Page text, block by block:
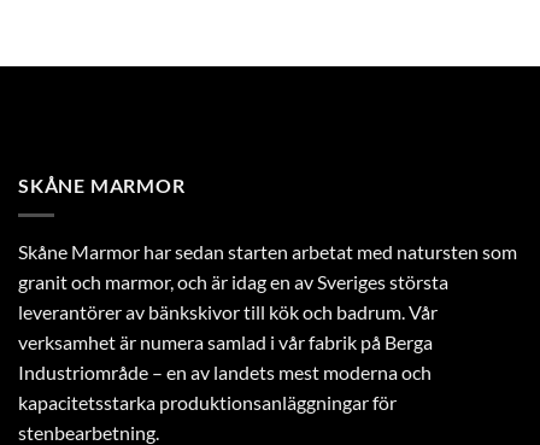
SKÅNE MARMOR
Skåne Marmor har sedan starten arbetat med natursten som
granit och marmor, och är idag en av Sveriges största
leverantörer av bänkskivor till kök och badrum. Vår
verksamhet är numera samlad i vår fabrik på Berga
Industriområde – en av landets mest moderna och
kapacitetsstarka produktionsanläggningar för
stenbearbetning.